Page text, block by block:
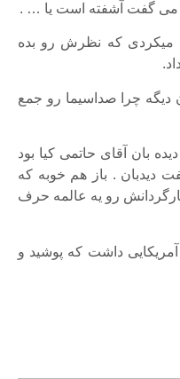
می گفت آشفته است یا … .
میکردی که نظرش رو بده
دیگه چرا صداسیما رو جمع
بان آقای حاتمی کیا بود
دیدبان . باز هم خوبه که
رو یه عالمه حرف
داشت که پوشید و